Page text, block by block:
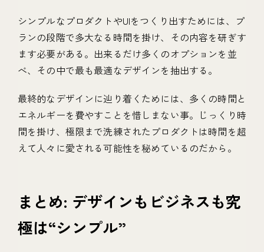
シンプルなプロダクトやUIをつくり出すためには、プ
ランの段階で多大なる時間を掛け、その内容を研ぎす
ます必要がある。出来るだけ多くのオプションを並
べ、その中で最も最適なデザインを抽出する。
最終的なデザインに辿り着くためには、多くの時間と
エネルギーを費やすことを惜しまない事。じっくり時
間を掛け、極限まで洗練されたプロダクトは時間を超
えて人々に愛される可能性を秘めているのだから。
まとめ: デザインもビジネスも究
極は“シンプル”